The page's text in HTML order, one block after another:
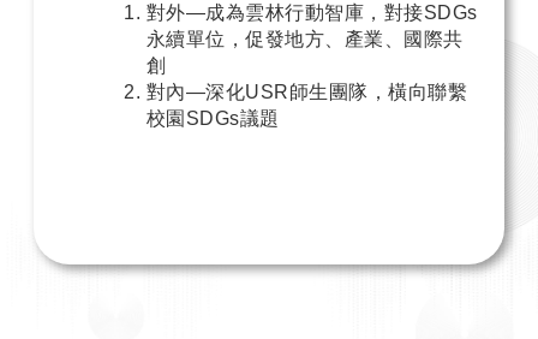
對外—成為雲林行動智庫，對接SDGs
永續單位，促發地方、產業、國際共
創
對內—深化USR師生團隊，橫向聯繫
校園SDGs議題